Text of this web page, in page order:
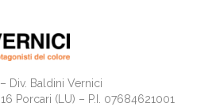
Div. Baldini Vernici
Porcari (LU) – P.I. 07684621001